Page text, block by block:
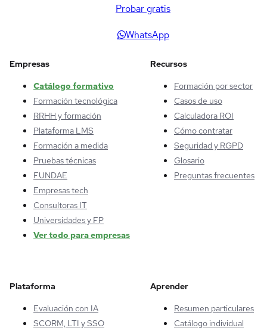
Probar gratis
WhatsApp
Empresas
Catálogo formativo
Formación tecnológica
RRHH y formación
Plataforma LMS
Formación a medida
Pruebas técnicas
FUNDAE
Empresas tech
Consultoras IT
Universidades y FP
Ver todo para empresas
Recursos
Formación por sector
Casos de uso
Calculadora ROI
Cómo contratar
Seguridad y RGPD
Glosario
Preguntas frecuentes
Plataforma
Evaluación con IA
SCORM, LTI y SSO
Aprender
Resumen particulares
Catálogo individual